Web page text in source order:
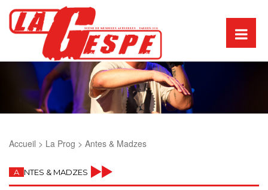
Accueil > La Prog > Antes & Madzes
A NTES & MADZES